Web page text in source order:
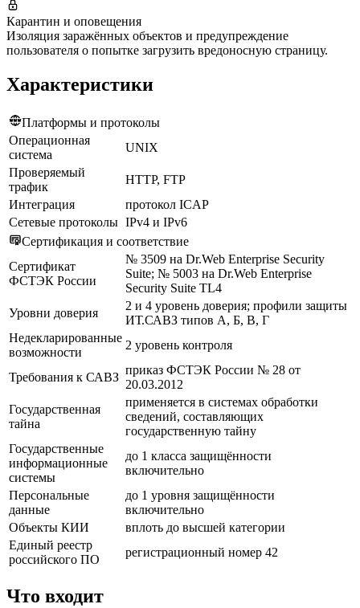
Карантин и оповещения
Изоляция заражённых объектов и предупреждение
пользователя о попытке загрузить вредоносную страницу.
Характеристики
Платформы и протоколы
Операционная
система
UNIX
Проверяемый
трафик
HTTP, FTP
Интеграция
протокол ICAP
Сетевые протоколы IPv4 и IPv6
Сертификация и соответствие
Сертификат
ФСТЭК России
№ 3509 на Dr.Web Enterprise Security
Suite; № 5003 на Dr.Web Enterprise
Security Suite TL4
Уровни доверия
2 и 4 уровень доверия; профили защиты
ИТ.САВЗ типов А, Б, В, Г
Недекларированные
возможности
2 уровень контроля
Требования к САВЗ
приказ ФСТЭК России № 28 от
20.03.2012
Государственная
тайна
применяется в системах обработки
сведений, составляющих
государственную тайну
Государственные
информационные
системы
до 1 класса защищённости
включительно
Персональные
данные
до 1 уровня защищённости
включительно
Объекты КИИ
вплоть до высшей категории
Единый реестр
российского ПО
регистрационный номер 42
Что входит